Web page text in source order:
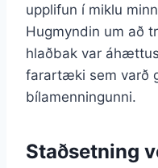
upplifun í miklu
Hugmyndin um að
hlaðbak var
farartæki sem varð
bílamenningunni.
Staðsetning